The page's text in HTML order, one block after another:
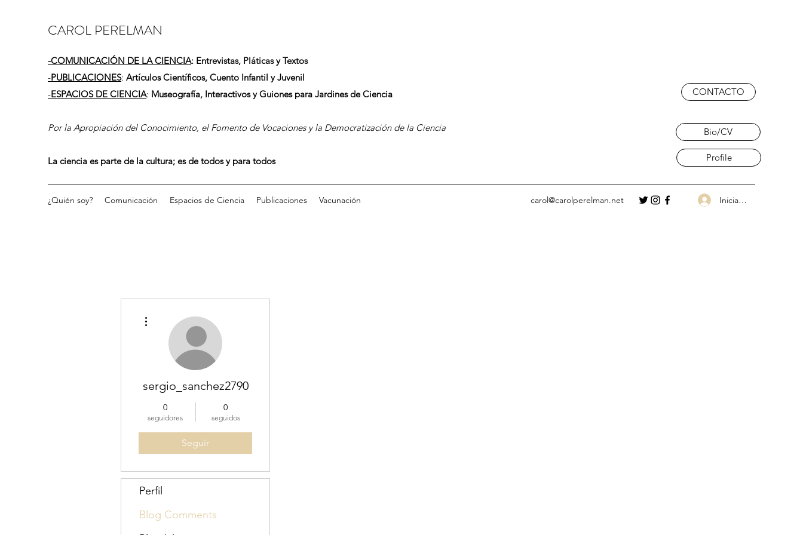
CAROL PERELMAN
-COMUNICACIÓN DE LA CIENCIA: Entrevistas, Pláticas y Textos
-PUBLICACIONES: Artículos Científicos, Cuento Infantil y Juvenil
-ESPACIOS DE CIENCIA: Museografía, Interactivos y Guiones para Jardines de Ciencia
Por la Apropiación del Conocimiento, el Fomento de Vocaciones y la Democratización de la Ciencia
La ciencia es parte de la cultura; es de todos y para todos
CONTACTO
Bio/CV
Profile
¿Quién soy? Comunicación Espacios de Ciencia Publicaciones Vacunación carol@carolperelman.net Iniciar sesión
sergio_sanchez2790
0
seguidores
0
seguidos
Seguir
Perfil
Blog Comments